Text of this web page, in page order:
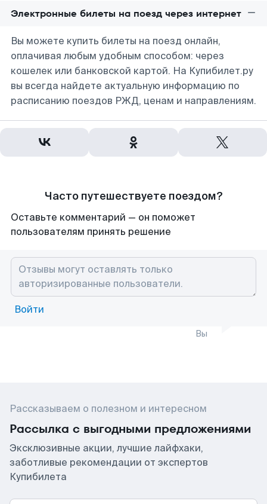
Электронные билеты на поезд через интернет
Вы можете купить билеты на поезд онлайн,
оплачивая любым удобным способом: через
кошелек или банковской картой. На Купибилет.ру
вы всегда найдете актуальную информацию по
расписанию поездов РЖД, ценам и направлениям.
Часто путешествуете поездом?
Оставьте комментарий — он поможет
пользователям принять решение
Войти
Вы
Рассказываем о полезном и интересном
Рассылка с выгодными предложениями
Эксклюзивные акции, лучшие лайфхаки,
заботливые рекомендации от экспертов
Купибилета